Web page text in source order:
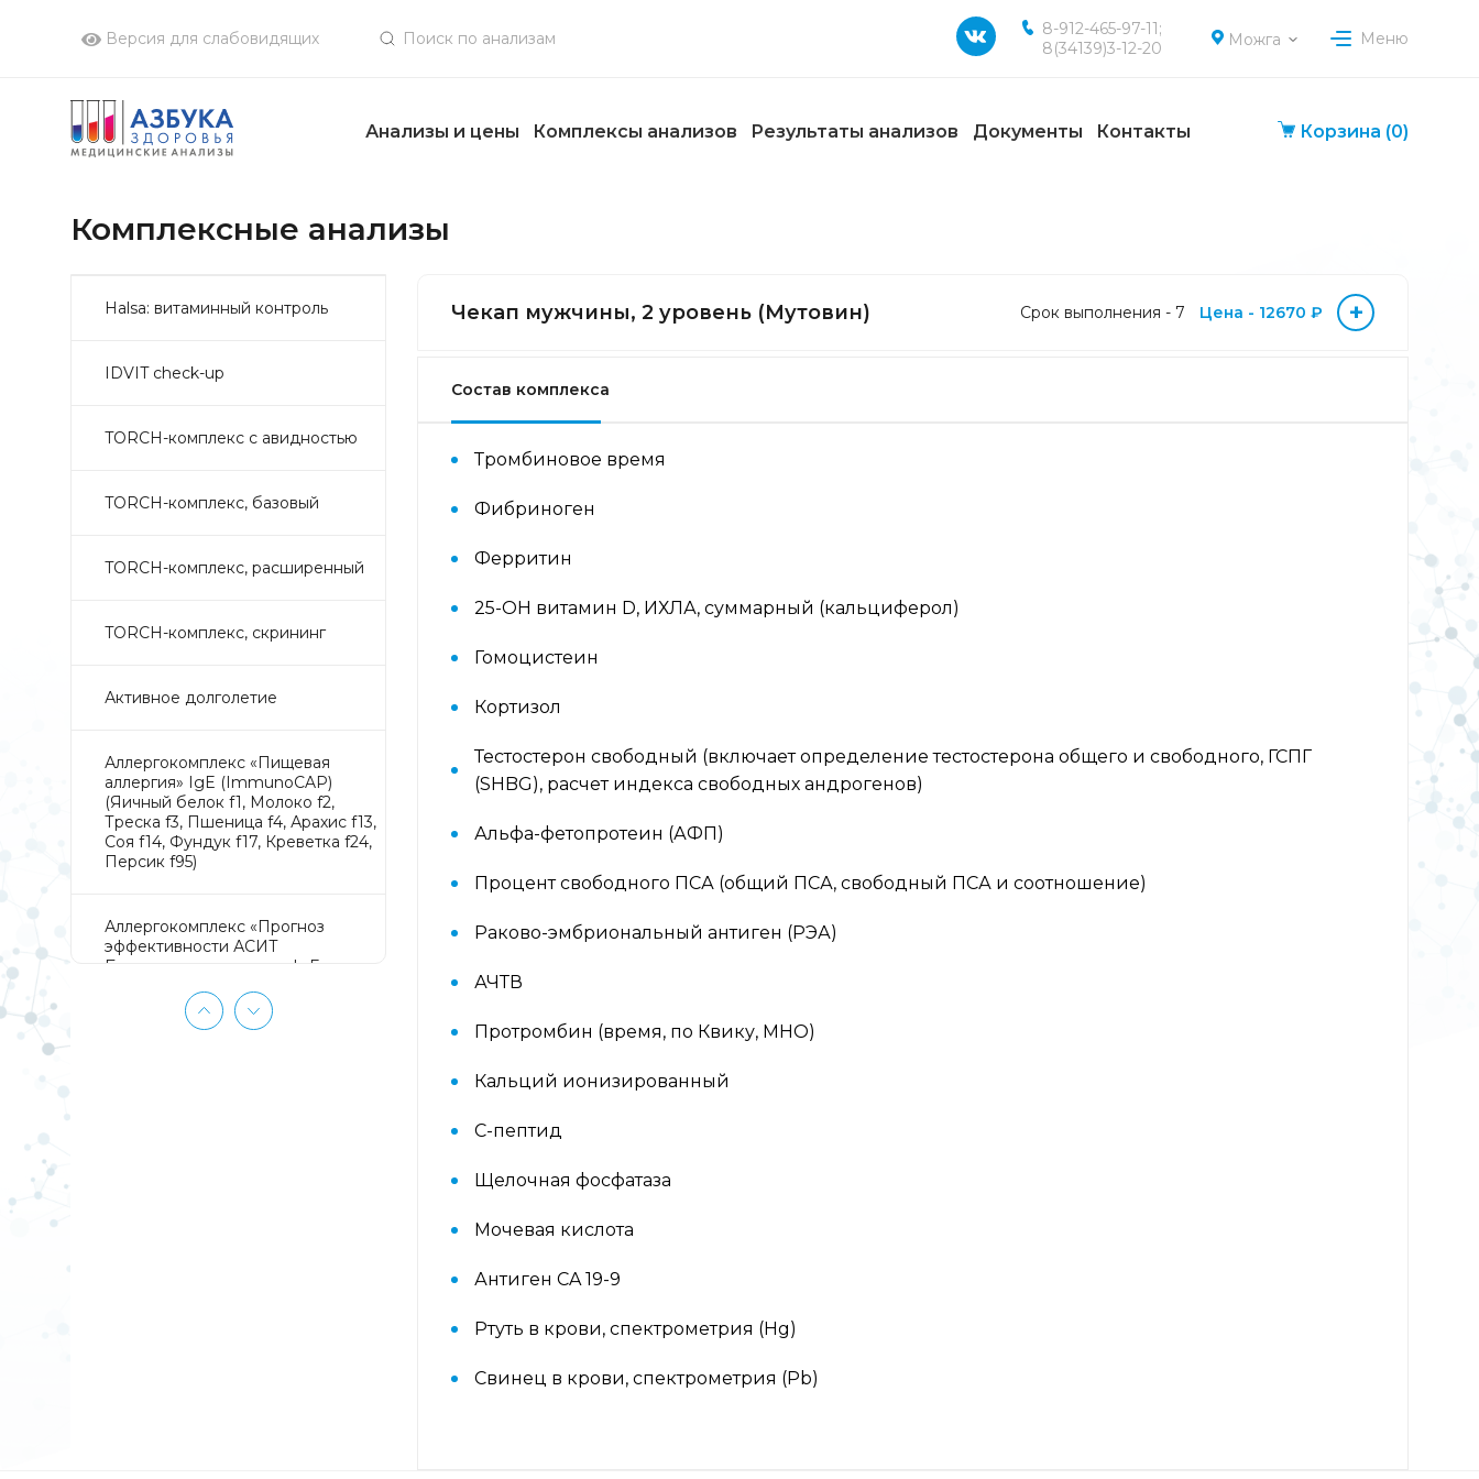
Версия для слабовидящих
8-912-465-97-11;
8(34139)3-12-20
Можга Меню
Анализы и цены Комплексы анализов Результаты анализов Документы Контакты Корзина (0)
Комплексные анализы
Halsa: витаминный контроль
IDVIT check-up
TORCH-комплекс с авидностью
TORCH-комплекс, базовый
TORCH-комплекс, расширенный
TORCH-комплекс, скрининг
Активное долголетие
Аллергокомплекс «Пищевая
аллергия» IgE (ImmunoCAP)
(Яичный белок f1, Молоко f2,
Треска f3, Пшеница f4, Арахис f13,
Соя f14, Фундук f17, Креветка f24,
Персик f95)
Аллергокомплекс «Прогноз
эффективности АСИТ
Букоцветные деревья» IgE
аллергокомпонент, t215 rBet v1 PR-
10, Береза аллергокомпонент, t221
Чекап мужчины, 2 уровень (Мутовин) Срок выполнения - 7 Цена - 12670 ₽ +
Состав комплекса
Тромбиновое время
Фибриноген
Ферритин
25-OH витамин D, ИХЛА, суммарный (кальциферол)
Гомоцистеин
Кортизол
Тестостерон свободный (включает определение тестостерона общего и свободного, ГСПГ
(SHBG), расчет индекса свободных андрогенов)
Альфа-фетопротеин (АФП)
Процент свободного ПСА (общий ПСА, свободный ПСА и соотношение)
Раково-эмбриональный антиген (РЭА)
АЧТВ
Протромбин (время, по Квику, МНО)
Кальций ионизированный
C-пептид
Щелочная фосфатаза
Мочевая кислота
Антиген CA 19-9
Ртуть в крови, спектрометрия (Hg)
Свинец в крови, спектрометрия (Pb)